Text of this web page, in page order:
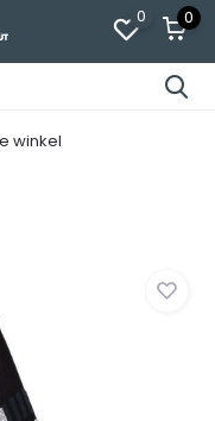
0 0
winkel